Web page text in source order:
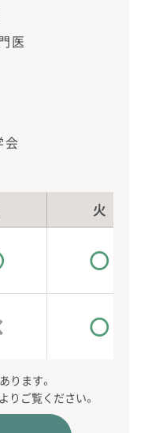
医
会
火
○
○
ります。
りご覧ください。